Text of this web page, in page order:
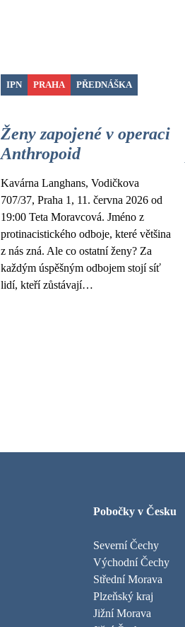
IPN PRAHA PŘEDNÁŠKA
Ženy zapojené v operaci
Anthropoid
Kavárna Langhans, Vodičkova
707/37, Praha 1, 11. června 2026 od
19:00 Teta Moravcová. Jméno z
protinacistického odboje, které většina
z nás zná. Ale co ostatní ženy? Za
každým úspěšným odbojem stojí síť
lidí, kteří zůstávají…
Pobočky v Česku
Severní Čechy
Východní Čechy
Střední Morava
Plzeňský kraj
Jižní Morava